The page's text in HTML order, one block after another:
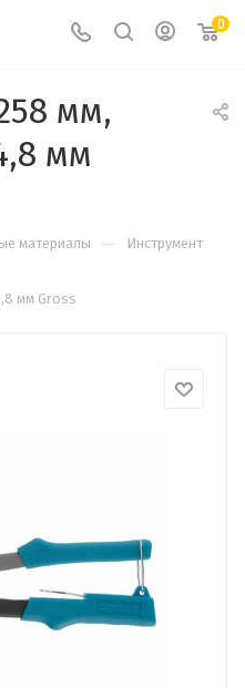
0
мм,
мм
материалы — Инструмент
мм Gross